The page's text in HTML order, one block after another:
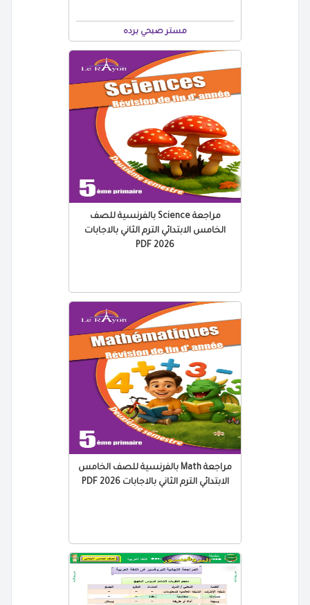
مستر صبحي برده
مراجعة Science بالفرنسية للصف
الخامس الابتدائي الترم الثاني بالاجابات
2026 PDF
مراجعة Math بالفرنسية للصف الخامس
الابتدائي الترم الثاني بالاجابات 2026 PDF